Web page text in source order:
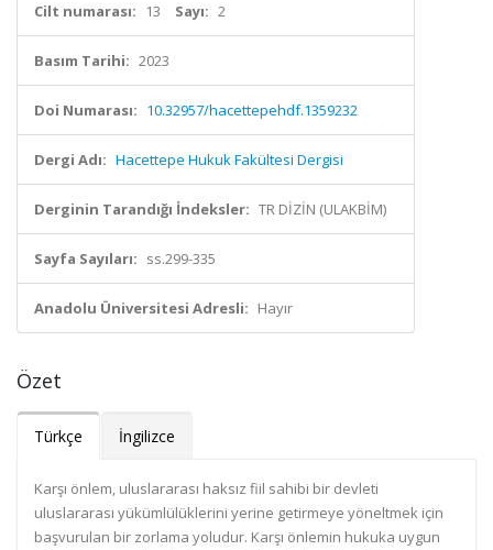
Cilt numarası: 13 Sayı: 2
Basım Tarihi: 2023
Doi Numarası: 10.32957/hacettepehdf.1359232
Dergi Adı: Hacettepe Hukuk Fakültesi Dergisi
Derginin Tarandığı İndeksler: TR DİZİN (ULAKBİM)
Sayfa Sayıları: ss.299-335
Anadolu Üniversitesi Adresli: Hayır
Özet
Türkçe İngilizce
Karşı önlem, uluslararası haksız fiil sahibi bir devleti
uluslararası yükümlülüklerini yerine getirmeye yöneltmek için
başvurulan bir zorlama yoludur. Karşı önlemin hukuka uygun